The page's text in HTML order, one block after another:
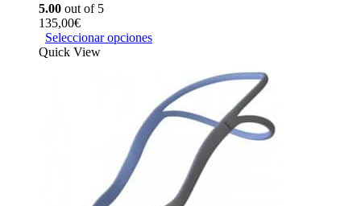
5.00 out of 5
135,00€
Seleccionar opciones
Quick View